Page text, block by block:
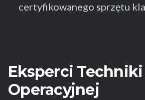
certyfikowanego sprzętu
Eksperci Techniki
Operacyjnej